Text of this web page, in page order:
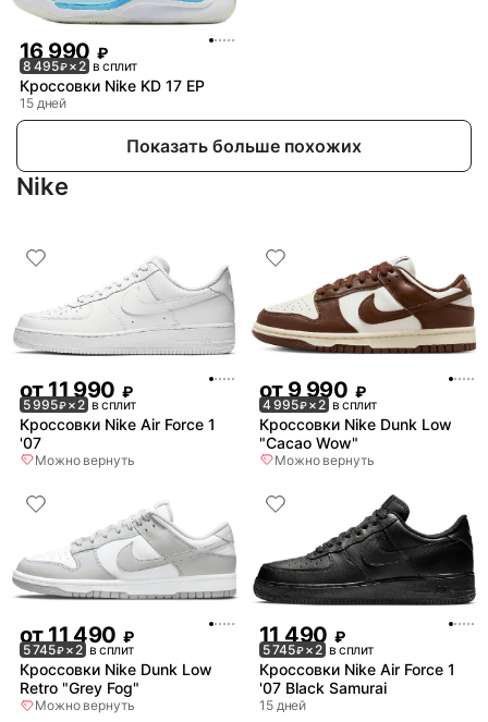
16 990 ₽
8 495₽× 2 в сплит
Кроссовки Nike KD 17 EP
15 дней
Показать больше похожих
Nike
от 11 990 ₽
5 995₽× 2 в сплит
Кроссовки Nike Air Force 1
'07
Можно вернуть
от 9 990 ₽
4 995₽× 2 в сплит
Кроссовки Nike Dunk Low
"Cacao Wow"
Можно вернуть
от11 490 ₽
5 745₽× 2 в сплит
Кроссовки Nike Dunk Low
Retro "Grey Fog"
Можно вернуть
11 490 ₽
5 745₽× 2 в сплит
Кроссовки Nike Air Force 1
'07 Black Samurai
15 дней